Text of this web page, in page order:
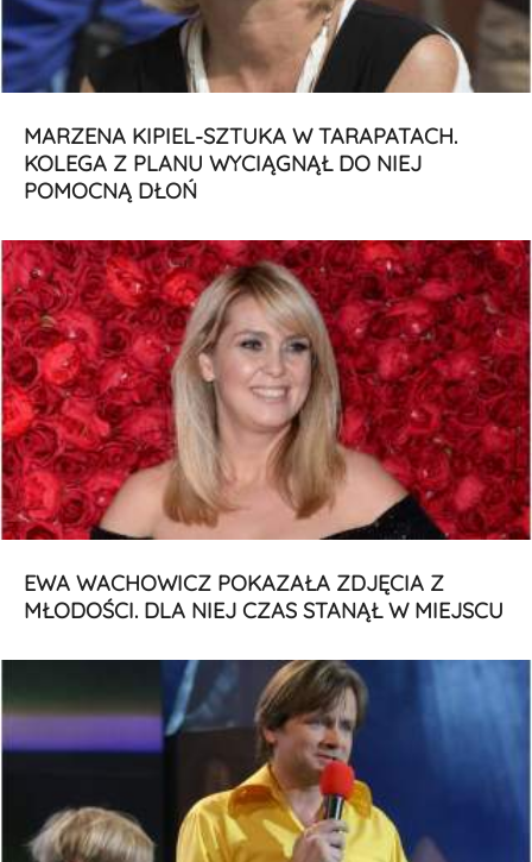
MARZENA KIPIEL-SZTUKA W TARAPATACH.
KOLEGA Z PLANU WYCIĄGNĄŁ DO NIEJ
POMOCNĄ DŁOŃ
EWA WACHOWICZ POKAZAŁA ZDJĘCIA Z
MŁODOŚCI. DLA NIEJ CZAS STANĄŁ W MIEJSCU